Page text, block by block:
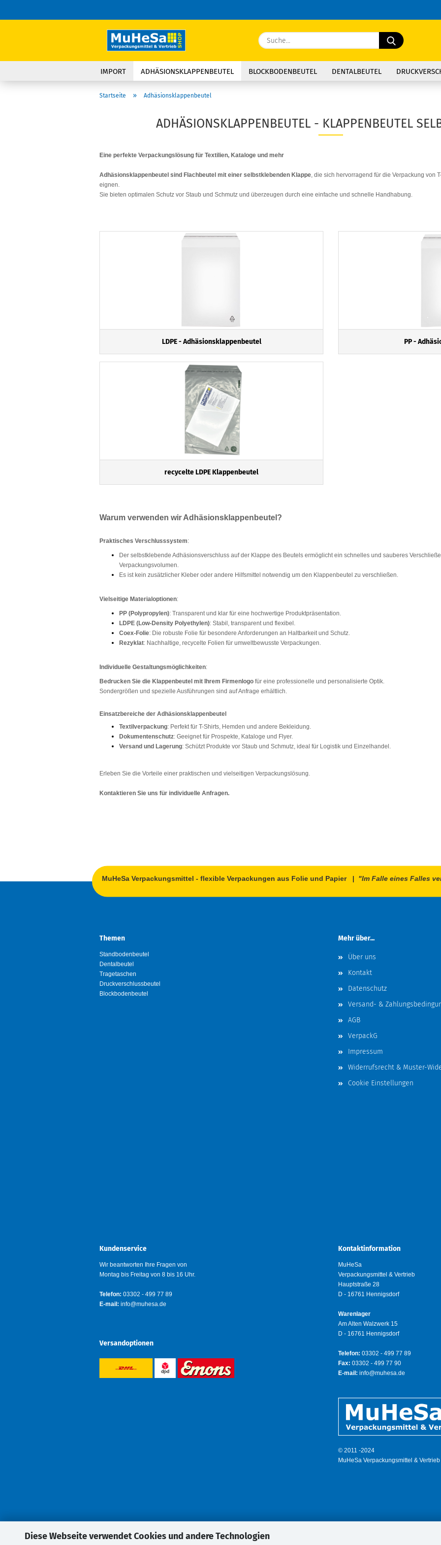
Diese Webseite verwendet Cookies und andere Technologien
Sprache
Lieferland
Suche...
IMPORT ADHÄSIONSKLAPPENBEUTEL BLOCKBODENBEUTEL DENTALBEUTEL
Startseite » Adhäsionsklappenbeutel
ADHÄSIONSKLAPPENBEUTEL - KLAPPENBEUTEL
Eine perfekte Verpackungslösung für Textilien, Kataloge und mehr
Adhäsionsklappenbeutel sind Flachbeutel mit einer selbstklebenden Klappe, die sich hervorragend für die Verpackung von
eignen.
Sie bieten optimalen Schutz vor Staub und Schmutz und überzeugen durch eine einfache und schnelle Handhabung.
LDPE - Adhäsionsklappenbeutel PP -
recycelte LDPE Klappenbeutel
Warum verwenden wir Adhäsionsklappenbeutel?
Praktisches Verschlusssystem:
Der selbstklebende Adhäsionsverschluss auf der Klappe des Beutels ermöglicht ein schnelles und sauberes
Verpackungsvolumen.
Es ist kein zusätzlicher Kleber oder andere Hilfsmittel notwendig um den Klappenbeutel zu verschließen.
Vielseitige Materialoptionen:
PP (Polypropylen): Transparent und klar für eine hochwertige Produktpräsentation.
LDPE (Low-Density Polyethylen): Stabil, transparent und flexibel.
Coex-Folie: Die robuste Folie für besondere Anforderungen an Haltbarkeit und Schutz.
Rezyklat: Nachhaltige, recycelte Folien für umweltbewusste Verpackungen.
Individuelle Gestaltungsmöglichkeiten:
Bedrucken Sie die Klappenbeutel mit Ihrem Firmenlogo für eine professionelle und personalisierte Optik.
Sondergrößen und spezielle Ausführungen sind auf Anfrage erhältlich.
Einsatzbereiche der Adhäsionsklappenbeutel
Textilverpackung: Perfekt für T-Shirts, Hemden und andere Bekleidung.
Dokumentenschutz: Geeignet für Prospekte, Kataloge und Flyer.
Versand und Lagerung: Schützt Produkte vor Staub und Schmutz, ideal für Logistik und Einzelhandel.
Erleben Sie die Vorteile einer praktischen und vielseitigen Verpackungslösung.
Kontaktieren Sie uns für individuelle Anfragen.
MuHeSa Verpackungsmittel - flexible Verpackungen aus Folie und Papier | "Im Falle eines Falles
Themen
Standbodenbeutel
Dentalbeutel
Tragetaschen
Druckverschlussbeutel
Blockbodenbeutel
Mehr über...
Über uns
Kontakt
Datenschutz
Versand- &
AGB
VerpackG
Impressum
Widerrufsrecht & Muster-
Cookie Einstellungen
Kundenservice
Wir beantworten Ihre Fragen von
Montag bis Freitag von 8 bis 16 Uhr.
Telefon: 03302 - 499 77 89
E-mail: info@muhesa.de
Versandoptionen
Kontaktinformation
MuHeSa
Verpackungsmittel & Vertrieb
Hauptstraße 28
D - 16761 Hennigsdorf
Warenlager
Am Alten Walzwerk 15
D - 16761 Hennigsdorf
Telefon: 03302 - 499 77 89
Fax: 03302 - 499 77 90
E-mail: info@muhesa.de
© 2011 -2024
MuHeSa Verpackungsmittel & Vertrieb